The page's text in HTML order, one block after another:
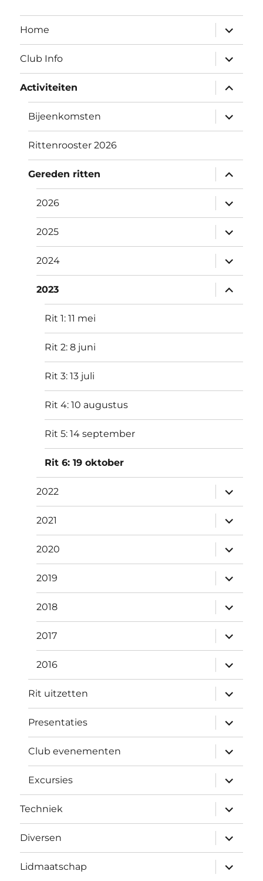
Home
Club Info
Activiteiten
Bijeenkomsten
Rittenrooster 2026
Gereden ritten
2026
2025
2024
2023
Rit 1: 11 mei
Rit 2: 8 juni
Rit 3: 13 juli
Rit 4: 10 augustus
Rit 5: 14 september
Rit 6: 19 oktober
2022
2021
2020
2019
2018
2017
2016
Rit uitzetten
Presentaties
Club evenementen
Excursies
Techniek
Diversen
Lidmaatschap